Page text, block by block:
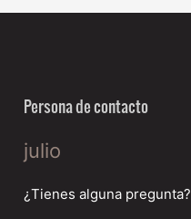
Persona de contacto
julio
¿Tienes alguna pregunta?